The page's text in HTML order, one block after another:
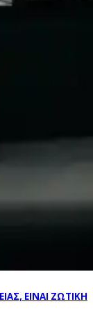
ΕΙΝΑΙ ΖΩΤΙΚΗ